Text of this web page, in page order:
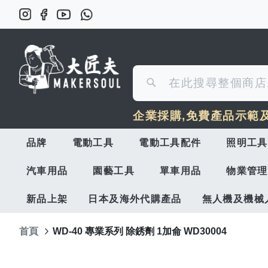
尋
搜
尋
企業採購,免費產品示範
品牌 電動工具 電動工具配件 照明工具
汽車用品 園藝工具 單車用品 物業管
新品上架 日本及海外代購產品 無人機及機械
首頁 WD-40 專業系列 除銹劑 1加侖 WD30004